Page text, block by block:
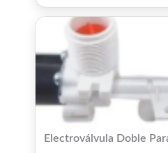
Electroválvula Doble